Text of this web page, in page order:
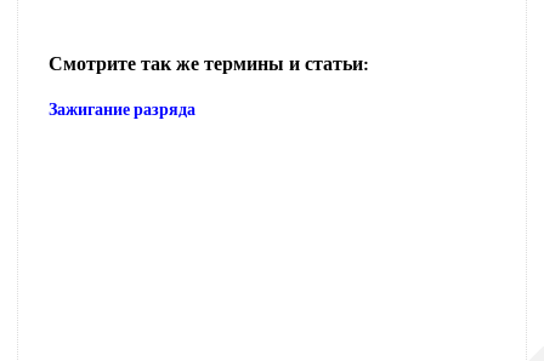
Смотрите так же термины и статьи:
Зажигание разряда